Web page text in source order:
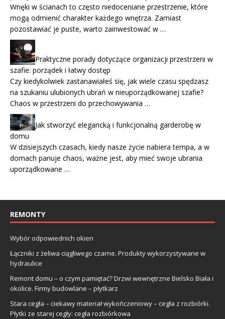
Wnęki w ścianach to często niedoceniane przestrzenie, które
mogą odmienić charakter każdego wnętrza. Zamiast
pozostawiać je puste, warto zainwestować w …
Praktyczne porady dotyczące organizacji przestrzeni w
szafie: porządek i łatwy dostęp
Czy kiedykolwiek zastanawiałeś się, jak wiele czasu spędzasz
na szukaniu ulubionych ubrań w nieuporządkowanej szafie?
Chaos w przestrzeni do przechowywania …
Jak stworzyć elegancką i funkcjonalną garderobę w
domu
W dzisiejszych czasach, kiedy nasze życie nabiera tempa, a w
domach panuje chaos, ważne jest, aby mieć swoje ubrania
uporządkowane …
REMONTY
Wybór odpowiednich okien
Łączniki z żeliwa ciągliwego czarne. Produkty wykorzystywane w
hydraulice
Remont domu – o czym pamiętać? Drzwi wewnętrzne Bielsko Biała i
okolice. Firmy budowlane – płytkarz
Stara cegła – ciekawy materiał wykończeniowy – cegła z rozbiórki.
Płytki ze starej cegły: cegła rozbiórkowa